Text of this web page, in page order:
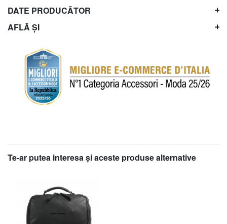
DATE PRODUCĂTOR
AFLĂ ȘI
Te-ar putea interesa şi aceste produse alternative